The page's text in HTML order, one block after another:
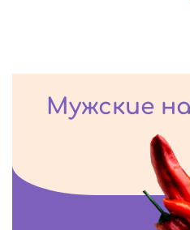
Мужские